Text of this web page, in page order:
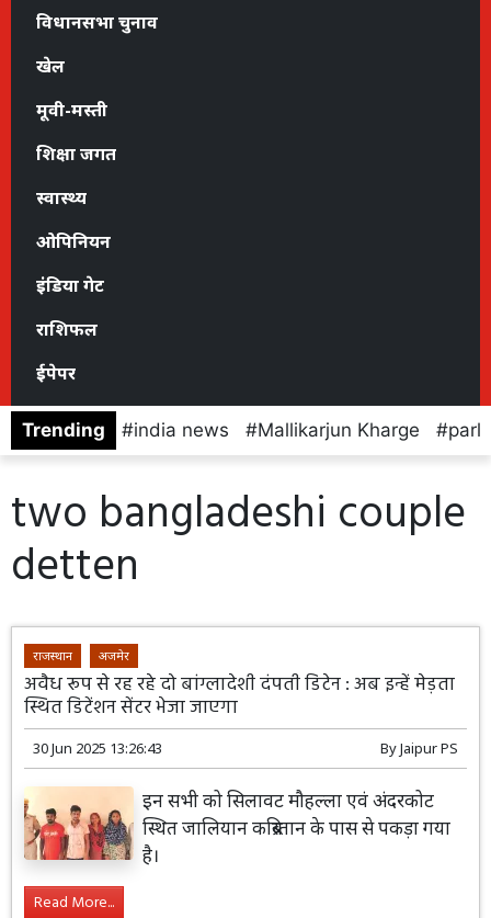
विधानसभा चुनाव
खेल
मूवी-मस्ती
शिक्षा जगत
स्वास्थ्य
ओपिनियन
इंडिया गेट
राशिफल
ईपेपर
Trending india news Mallikarjun Kharge
two bangladeshi couple
detten
राजस्थान अजमेर
अवैध रूप से रह रहे दो बांग्लादेशी दंपती डिटेन : अब इन्हें मेड़ता
स्थित डिटेंशन सेंटर भेजा जाएगा
30 Jun 2025 13:26:43 ByJaipur PS
इन सभी को सिलावट मौहल्ला एवं अंदरकोट
स्थित जालियान कब्रिस्तान के पास से पकड़ा गया
है।
Read More...